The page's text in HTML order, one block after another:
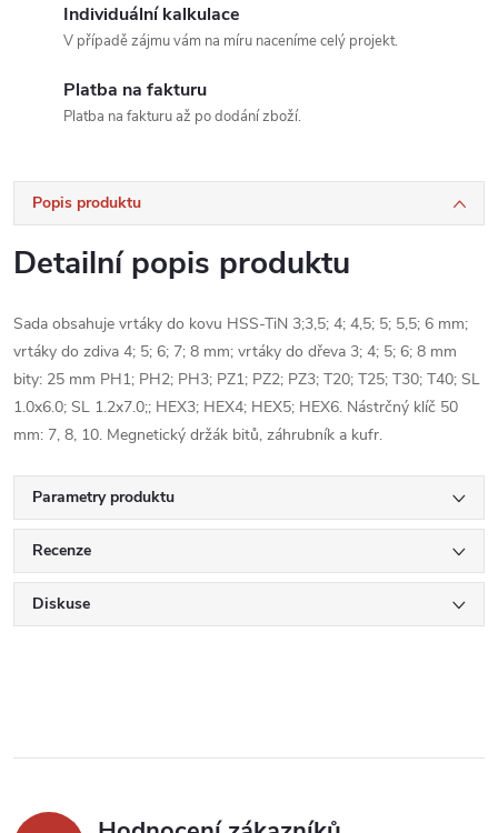
Individuální kalkulace
V případě zájmu vám na míru naceníme celý projekt.
Platba na fakturu
Platba na fakturu až po dodání zboží.
Popis produktu
Detailní popis produktu
Sada obsahuje vrtáky do kovu HSS-TiN 3;3,5; 4; 4,5; 5; 5,5; 6 mm;
vrtáky do zdiva 4; 5; 6; 7; 8 mm; vrtáky do dřeva 3; 4; 5; 6; 8 mm
bity: 25 mm PH1; PH2; PH3; PZ1; PZ2; PZ3; T20; T25; T30; T40; SL
1.0x6.0; SL 1.2x7.0;; HEX3; HEX4; HEX5; HEX6. Nástrčný klíč 50
mm: 7, 8, 10. Megnetický držák bitů, záhrubník a kufr.
Parametry produktu
Recenze
Diskuse